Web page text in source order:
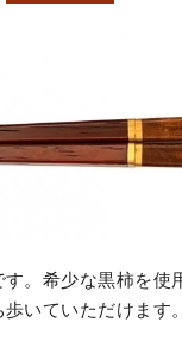
。希少な黒柿を使
いていただけます。